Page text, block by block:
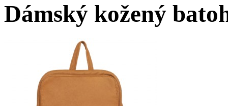
Dámský kožený